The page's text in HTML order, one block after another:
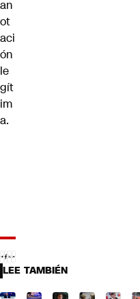
an
ot
aci
ón
le
gít
im
a.
LEE TAMBIÉN